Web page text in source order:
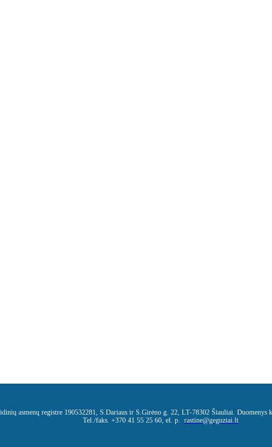
asmenų registre 190532281, S.Dariaus ir S.Girėno g. 22, LT-78302 Šiauliai. Duomenys
Tel./faks. +370 41 55 25 60, el. p. rastine@geguziai.lt